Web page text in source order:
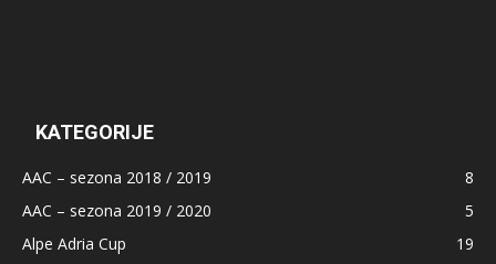
KATEGORIJE
AAC – sezona 2018 / 2019
8
AAC – sezona 2019 / 2020
5
Alpe Adria Cup
19